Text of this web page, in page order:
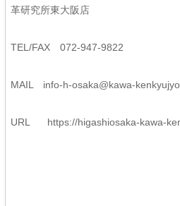
革研究所東大阪店
TEL/FAX 072-947-9822
MAIL info-h-osaka@kawa-kenkyujyo.
URL https://higashiosaka-kawa-